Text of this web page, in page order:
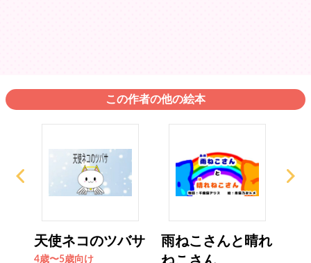
この作者の他の絵本
天使ネコのツバサ
4歳〜5歳向け
雨ねこさんと晴れ